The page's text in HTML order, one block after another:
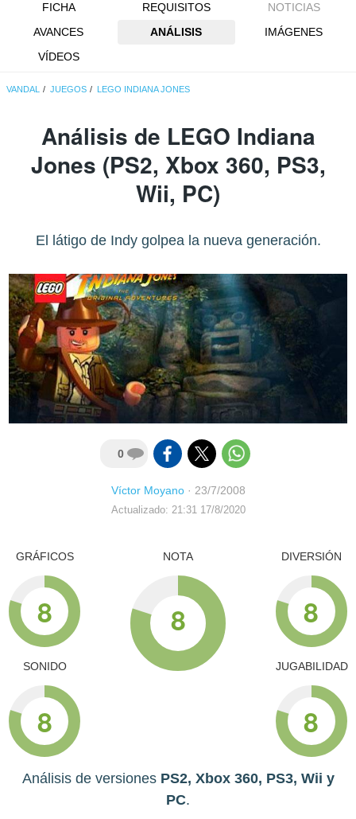
FICHA REQUISITOS
NOTICIAS
AVANCES
ANÁLISIS
IMÁGENES
VÍDEOS
VANDAL JUEGOS LEGO INDIANA JONES
Análisis de LEGO Indiana
Jones (PS2, Xbox 360, PS3,
Wii, PC)
El látigo de Indy golpea la nueva generación.
0
Víctor Moyano· 23/7/2008
Actualizado: 21:31 17/8/2020
GRÁFICOS
8
SONIDO
8
NOTA
8
DIVERSIÓN
8
JUGABILIDAD
8
Análisis de versiones PS2, Xbox 360, PS3, Wii y
PC.